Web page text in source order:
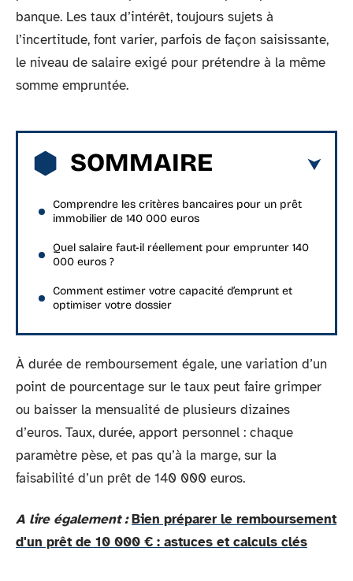
banque. Les taux d’intérêt, toujours sujets à
l’incertitude, font varier, parfois de façon saisissante,
le niveau de salaire exigé pour prétendre à la même
somme empruntée.
SOMMAIRE
Comprendre les critères bancaires pour un prêt
immobilier de 140 000 euros
Quel salaire faut-il réellement pour emprunter 140
000 euros ?
Comment estimer votre capacité d’emprunt et
optimiser votre dossier
À durée de remboursement égale, une variation d’un
point de pourcentage sur le taux peut faire grimper
ou baisser la mensualité de plusieurs dizaines
d’euros. Taux, durée, apport personnel : chaque
paramètre pèse, et pas qu’à la marge, sur la
faisabilité d’un prêt de 140 000 euros.
A lire également : Bien préparer le remboursement
d'un prêt de 10 000 € : astuces et calculs clés